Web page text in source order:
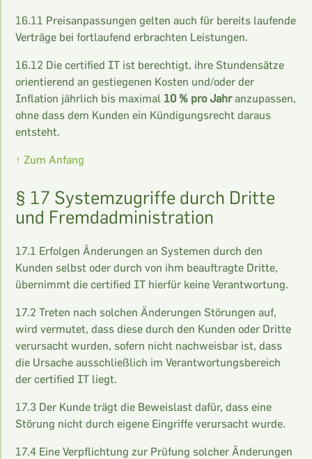
16.11 Preisanpassungen gelten auch für bereits laufende
Verträge bei fortlaufend erbrachten Leistungen.
16.12 Die certified IT ist berechtigt, ihre Stundensätze
orientierend an gestiegenen Kosten und/oder der
Inflation jährlich bis maximal 10 % pro Jahranzupassen,
ohne dass dem Kunden ein Kündigungsrecht daraus
entsteht.
↑ Zum Anfang
§ 17 Systemzugriffe durch Dritte
und Fremdadministration
17.1 Erfolgen Änderungen an Systemen durch den
Kunden selbst oder durch von ihm beauftragte Dritte,
übernimmt die certified IT hierfür keine Verantwortung.
17.2 Treten nach solchen Änderungen Störungen auf,
wird vermutet, dass diese durch den Kunden oder Dritte
verursacht wurden, sofern nicht nachweisbar ist, dass
die Ursache ausschließlich im Verantwortungsbereich
der certified IT liegt.
17.3 Der Kunde trägt die Beweislast dafür, dass eine
Störung nicht durch eigene Eingriffe verursacht wurde.
17.4 Eine Verpflichtung zur Prüfung solcher Änderungen